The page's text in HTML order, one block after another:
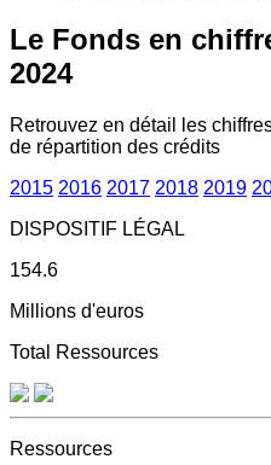
Le Fonds en
2024
Retrouvez en détail les
de répartition des crédits
2015 2016 2017 2018 2019
DISPOSITIF LÉGAL
154.6
Millions d'euros
Total Ressources
Ressources